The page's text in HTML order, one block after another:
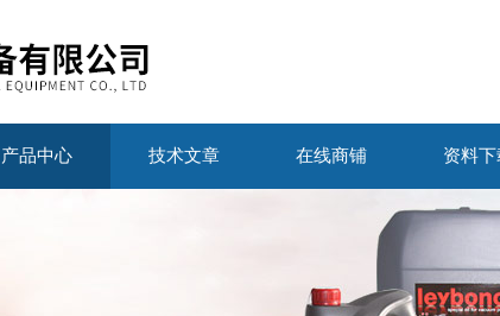
产品中心 技术文章 在线商铺 资料下